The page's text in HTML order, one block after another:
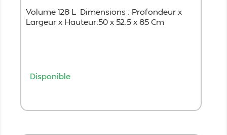
Volume 128 L Dimensions : Profondeur x
Largeur x Hauteur:50 x 52.5 x 85 Cm
Disponible